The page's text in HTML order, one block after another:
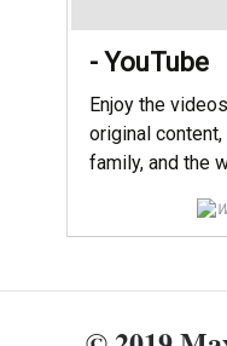
- YouTube
Enjoy the
original
family, and the